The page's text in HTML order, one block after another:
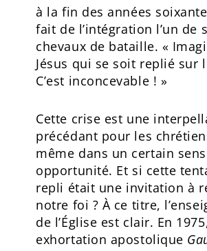
à la fin des années
fait de l’intégration l’un de
chevaux de bataille. «
Jésus qui se soit replié sur
C’est inconcevable ! »
Cette crise est une
précédant pour les
même dans un certain
opportunité. Et si cette
repli était une invitation à
notre foi ? À ce titre,
de l’Église est clair. En
exhortation apostolique